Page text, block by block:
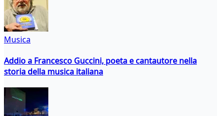
Musica
Addio a Francesco Guccini, poeta e cantautore nella
storia della musica italiana